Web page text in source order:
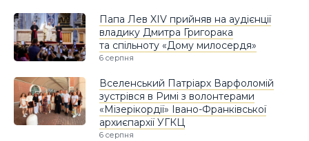
Папа Лев XIV прийняв на аудієнції
владику Дмитра Григорака
та спільноту «Дому милосердя»
6 серпня
Вселенський Патріарх Варфоломій
зустрівся в Римі з волонтерами
«Мізерікордії» Івано-Франківської
архиєпархії УГКЦ
6 серпня